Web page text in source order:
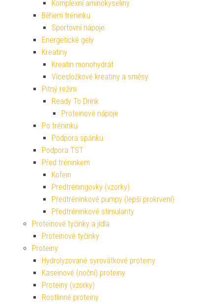
Komplexní aminokyseliny
Během tréninku
Sportovní nápoje
Energetické gely
Kreatiny
Kreatin monohydrát
Vícesložkové kreatiny a směsy
Pitný režim
Ready To Drink
Proteinové nápoje
Po tréninku
Podpora spánku
Podpora TST
Před tréninkem
Kofein
Predtréningovky (vzorky)
Předtréninkové pumpy (lepší prokrvení)
Předtréninkové stimulanty
Proteinové tyčinky a jídla
Proteinové tyčinky
Proteiny
Hydrolyzované syrovátkové proteiny
Kaseinové (noční) proteiny
Proteiny (vzorky)
Rostlinné proteiny